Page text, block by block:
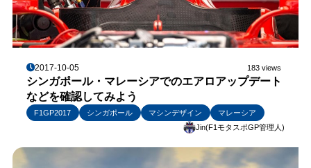
2017-10-05 183 views
シンガポール・マレーシアでのエアロアップデート
などを確認してみよう
F1GP2017 シンガポール マシンデザイン
マレーシア
Jin(F1モタスポGP管理人)